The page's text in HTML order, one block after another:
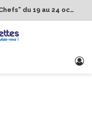
1er Édition de “La Semaine des Chefs” du 19 au 24 octobre 2026